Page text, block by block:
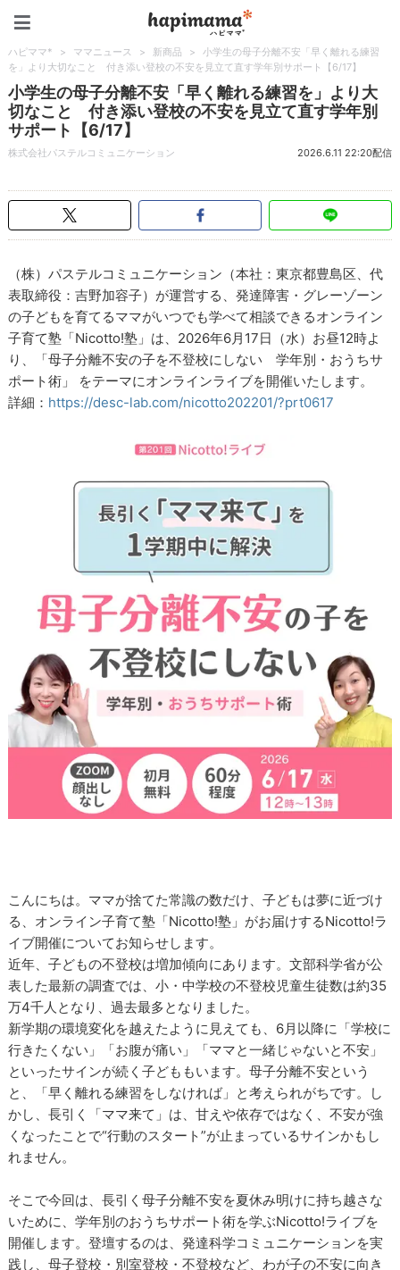
ハピママ* > ママニュース > 新商品 >
小学生の母子分離不安「早く離れる練習
を」より大切なこと 付き添い登校の不安を見立て直す学年別サポート【6/17】
小学生の母子分離不安「早く離れる練習を」より大
切なこと 付き添い登校の不安を見立て直す学年別
サポート【6/17】
株式会社パステルコミュニケーション 2026.6.11 22:20配信
（株）パステルコミュニケーション（本社：東京都豊島区、代
表取締役：吉野加容子）が運営する、発達障害・グレーゾーン
の子どもを育てるママがいつでも学べて相談できるオンライン
子育て塾「Nicotto!塾」は、2026年6月17日（水）お昼12時よ
り、「母子分離不安の子を不登校にしない 学年別・おうちサ
ポート術」 をテーマにオンラインライブを開催いたします。
詳細： https://desc-lab.com/nicotto202201/?prt0617
こんにちは。ママが捨てた常識の数だけ、子どもは夢に近づけ
る、オンライン子育て塾「Nicotto!塾」がお届けするNicotto!ラ
イブ開催についてお知らせします。
近年、子どもの不登校は増加傾向にあります。文部科学省が公
表した最新の調査では、小・中学校の不登校児童生徒数は約35
万4千人となり、過去最多となりました。
新学期の環境変化を越えたように見えても、6月以降に「学校に
行きたくない」「お腹が痛い」「ママと一緒じゃないと不安」
といったサインが続く子どももいます。母子分離不安という
と、「早く離れる練習をしなければ」と考えられがちです。し
かし、長引く「ママ来て」は、甘えや依存ではなく、不安が強
くなったことで“行動のスタート”が止まっているサインかもし
れません。
そこで今回は、長引く母子分離不安を夏休み明けに持ち越さな
いために、学年別のおうちサポート術を学ぶNicotto!ライブを
開催します。登壇するのは、発達科学コミュニケーションを実
践し、母子登校・別室登校・不登校など、わが子の不安に向き